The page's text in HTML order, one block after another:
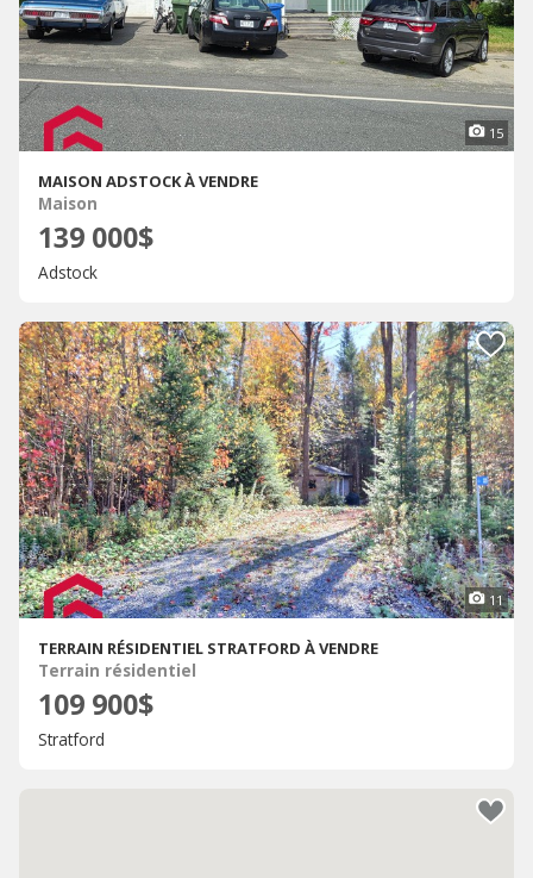
15
MAISON ADSTOCK À VENDRE
Maison
139 000$
Adstock
11
TERRAIN RÉSIDENTIEL STRATFORD À VENDRE
Terrain résidentiel
109 900$
Stratford